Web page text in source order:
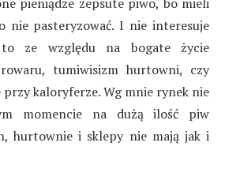
nie pasteryzować. I nie interesuje
ze względu na bogate życie
tumiwisizm hurtowni, czy
kaloryferze. Wg mnie rynek nie
momencie na dużą ilość piw
hurtownie i sklepy nie mają jak i